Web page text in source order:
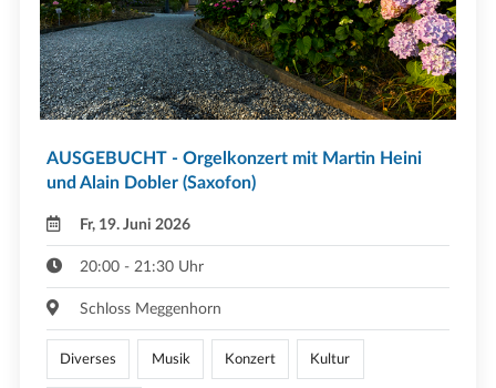
AUSGEBUCHT - Orgelkonzert mit Martin Heini
und Alain Dobler (Saxofon)
Fr, 19. Juni 2026
20:00 - 21:30 Uhr
Schloss Meggenhorn
Diverses Musik Konzert Kultur